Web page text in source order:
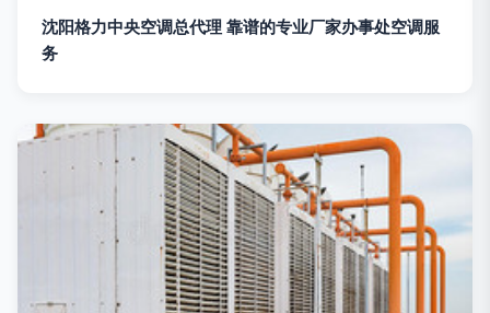
沈阳格力中央空调总代理 靠谱的专业厂家办事处空调服
务